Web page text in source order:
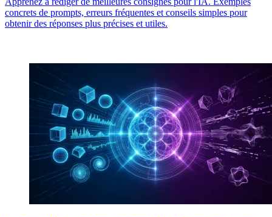
concrets de prompts, erreurs fréquentes et conseils simples pour
obtenir des réponses plus précises et utiles.